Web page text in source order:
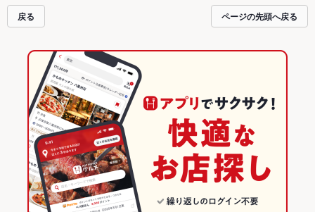
飲み会にも、会社の宴会にも、デートやパーティーにもお得に便利にホットペ
ッパーグルメをご利用ください。
戻る ページの先頭へ戻る